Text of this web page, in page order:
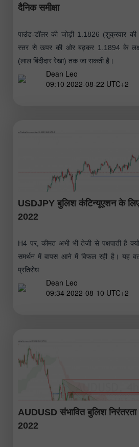
दैनिक समीक्षा
पाउंड-डॉलर की जोड़ी 1.1826 (शुक्रवार की
स्तर से ऊपर की ओर बढ़कर 1.1894 के
(लाल बिंदीदार रेखा) तक जा सकती है।
Dean Leo
09:10 2022-08-22 UTC+2
USDJPY बुलिश कंटिन्यूएशन के
2022
H4 पर, कीमत अभी भी तेजी से पक्षपाती है
समर्थन में वापस आने में विफल रही है। यह
प्रतिरोध
Dean Leo
09:34 2022-08-10 UTC+2
AUDUSD संभावित बुलिश
2022